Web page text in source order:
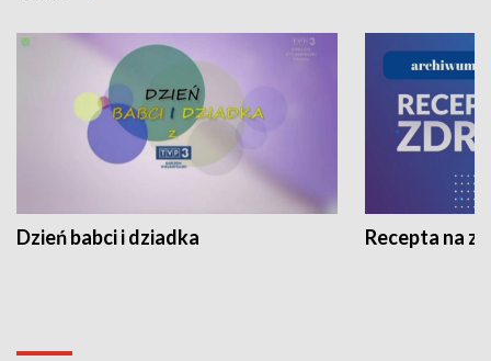
Dzień babci i dziadka Recepta na